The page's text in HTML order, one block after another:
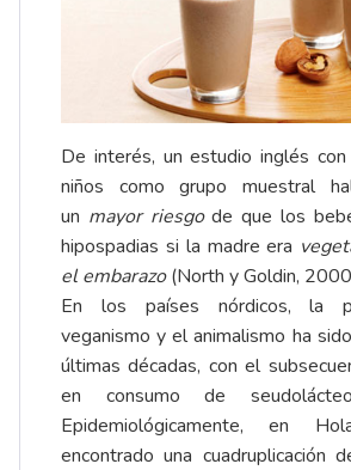
De interés, un estudio inglés
niños como grupo muestral
un mayor riesgode que los
hipospadias si la madre era
el embarazo(North y Goldin,
En los países nórdicos, la
veganismo y el animalismo ha
últimas décadas, con el
en consumo de
Epidemiológicamente, en
encontrado una cuadruplicación